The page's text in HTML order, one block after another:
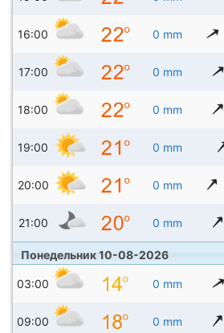
16:00 0 mm
17:00 0 mm
18:00 0 mm
19:00 0 mm
20:00 0 mm
21:00 0 mm
Понедельник 10-08-2026
03:00 0 mm
09:00 0 mm